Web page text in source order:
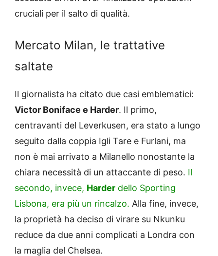
cruciali per il salto di qualità.
Mercato Milan, le trattative
saltate
Il giornalista ha citato due casi emblematici:
Victor Boniface e Harder. Il primo,
centravanti del Leverkusen, era stato a lungo
seguito dalla coppia Igli Tare e Furlani, ma
non è mai arrivato a Milanello nonostante la
chiara necessità di un attaccante di peso. Il
secondo, invece, Harder dello Sporting
Lisbona, era più un rincalzo. Alla fine, invece,
la proprietà ha deciso di virare su Nkunku
reduce da due anni complicati a Londra con
la maglia del Chelsea.